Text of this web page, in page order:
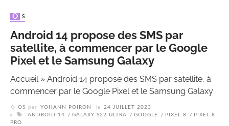
OS
Android 14 propose des SMS par
satellite, à commencer par le Google
Pixel et le Samsung Galaxy
Accueil» Android 14 propose des SMS par satellite, à
commencer par le Google Pixel et le Samsung Galaxy
OS par YOHANN POIRON le
24 JUILLET 2023
ANDROID 14
GALAXY S22 ULTRA GOOGLE PIXEL 8
PIXEL 8
PRO